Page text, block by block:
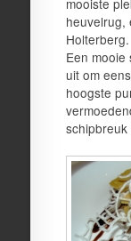
mooiste
heuvelrug,
Holterberg.
Een
uit om
hoogste